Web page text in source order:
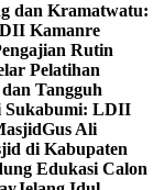
dan Kramatwatu:
Kamanre
Rutin
Pelatihan
Tangguh
Sukabumi: LDII
Gus Ali
di Kabupaten
Edukasi Calon